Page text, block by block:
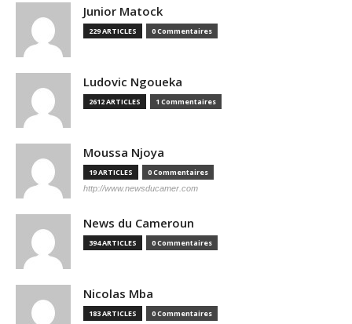
Junior Matock
229 ARTICLES 0 Commentaires
Ludovic Ngoueka
2612 ARTICLES 1 Commentaires
Moussa Njoya
19 ARTICLES 0 Commentaires
http://www.newsducamer.com
News du Cameroun
394 ARTICLES 0 Commentaires
Nicolas Mba
183 ARTICLES 0 Commentaires